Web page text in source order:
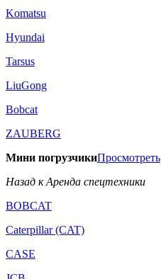
Komatsu
Hyundai
Tarsus
LiuGong
Bobcat
ZAUBERG
Мини погрузчикиПросмотреть
Назад к Аренда спецтехники
BOBCAT
Caterpillar (CAT)
CASE